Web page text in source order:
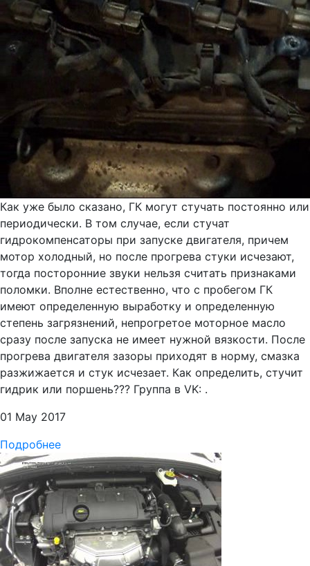
Как уже было сказано, ГК могут стучать постоянно или
периодически. В том случае, если стучат
гидрокомпенсаторы при запуске двигателя, причем
мотор холодный, но после прогрева стуки исчезают,
тогда посторонние звуки нельзя считать признаками
поломки. Вполне естественно, что с пробегом ГК
имеют определенную выработку и определенную
степень загрязнений, непрогретое моторное масло
сразу после запуска не имеет нужной вязкости. После
прогрева двигателя зазоры приходят в норму, смазка
разжижается и стук исчезает. Как определить, стучит
гидрик или поршень??? Группа в VK: .
01 May 2017
Подробнее